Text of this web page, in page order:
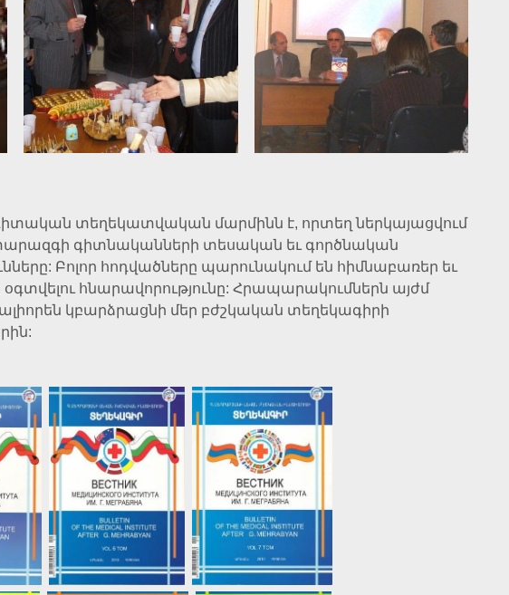
տեղեկատվական մարմինն է, որտեղ ներկայացվում
գիտնականների տեսական եւ գործնական
Բոլոր հոդվածները պարունակում են հիմնաբառեր եւ
հնարավորությունը: Հրապարակումներն այժմ
կբարձրացնի մեր բժշկական տեղեկագիրի